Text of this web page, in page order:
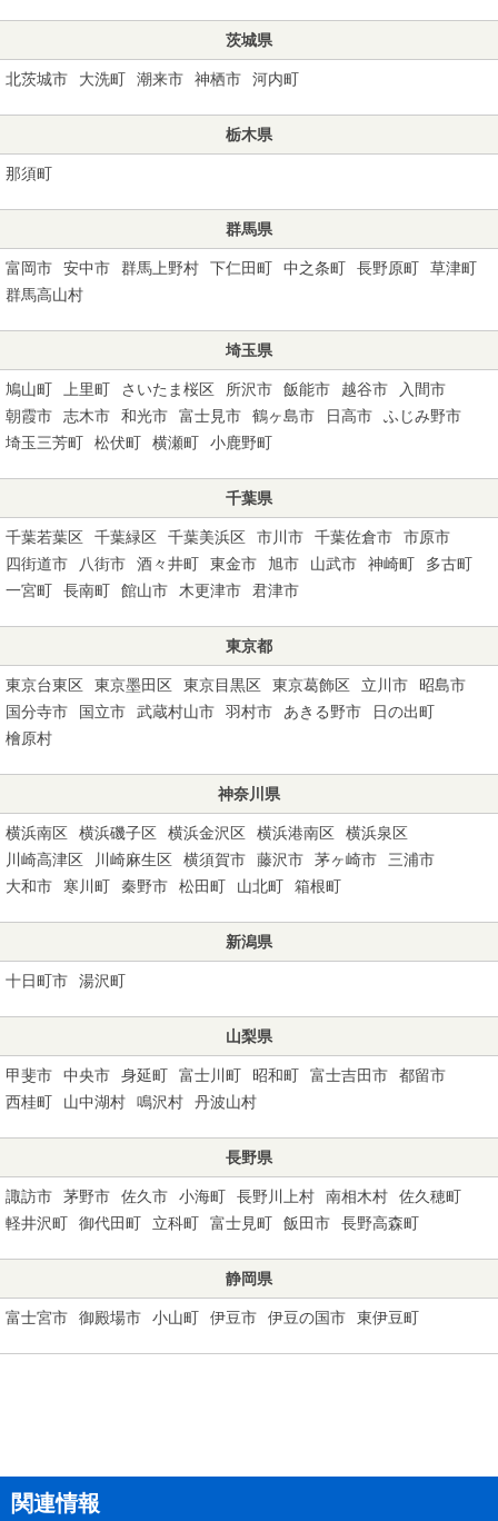
茨城県
北茨城市 大洗町 潮来市 神栖市 河内町
栃木県
那須町
群馬県
富岡市 安中市 群馬上野村 下仁田町 中之条町 長野原町
草津町
群馬高山村
埼玉県
鳩山町 上里町 さいたま桜区 所沢市 飯能市 越谷市
入間市
朝霞市
志木市 和光市 富士見市 鶴ヶ島市 日高市
ふじみ野市
埼玉三芳町
松伏町 横瀬町 小鹿野町
千葉県
千葉若葉区 千葉緑区 千葉美浜区 市川市 千葉佐倉市
市原市
四街道市
八街市 酒々井町 東金市 旭市 山武市 神崎町
多古町
一宮町
長南町 館山市 木更津市 君津市
東京都
東京台東区 東京墨田区 東京目黒区 東京葛飾区 立川市
昭島市
国分寺市
国立市 武蔵村山市 羽村市 あきる野市
日の出町
檜原村
神奈川県
横浜南区 横浜磯子区 横浜金沢区 横浜港南区
横浜泉区
川崎高津区
川崎麻生区 横須賀市 藤沢市 茅ヶ崎市
三浦市
大和市
寒川町 秦野市 松田町 山北町 箱根町
新潟県
十日町市 湯沢町
山梨県
甲斐市 中央市 身延町 富士川町 昭和町 富士吉田市
都留市
西桂町
山中湖村 鳴沢村 丹波山村
長野県
諏訪市 茅野市 佐久市 小海町 長野川上村 南相木村
佐久穂町
軽井沢町
御代田町 立科町 富士見町 飯田市 長野高森町
静岡県
富士宮市 御殿場市 小山町 伊豆市 伊豆の国市 東伊豆町
関連情報